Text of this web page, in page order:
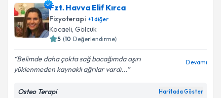
Fzt. Havva Elif Kırca
Fizyoterapi +1diğer
Kocaeli, Gölcük
5 (10 Değerlendirme)
Belimde daha çokta sağ bacağımda aşırı
yüklenmeden kaynaklı ağrılar vardı...
Devamı
Osteo Terapi Haritada Göster